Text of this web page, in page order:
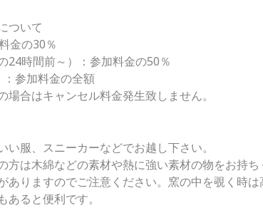
ついて
金の30％
24時間前～）：参加料金の50％
参加料金の全額
合はキャンセル料金発生致しません。
い服、スニーカーなどでお越し下さい。
方は木綿などの素材や熱に強い素材の物をお持
ありますのでご注意ください。窯の中を覗く時
あると便利です。